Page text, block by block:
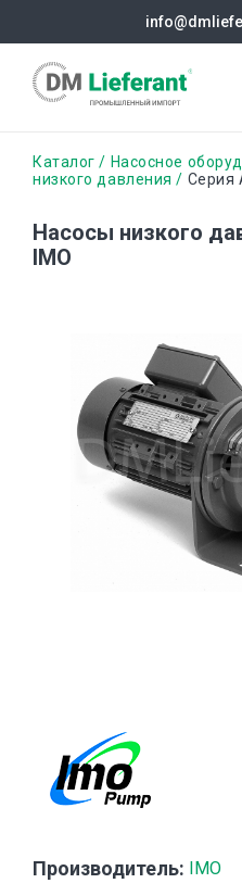
содержанию
Строка
Каталог Насосное
низкого давления
Серия
Насосы низкого
IMO
Производитель: IMO